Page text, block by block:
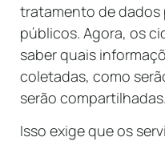
tratamento de dados
públicos. Agora, os
saber quais
coletadas, como
serão compartilhadas.
Isso exige que os